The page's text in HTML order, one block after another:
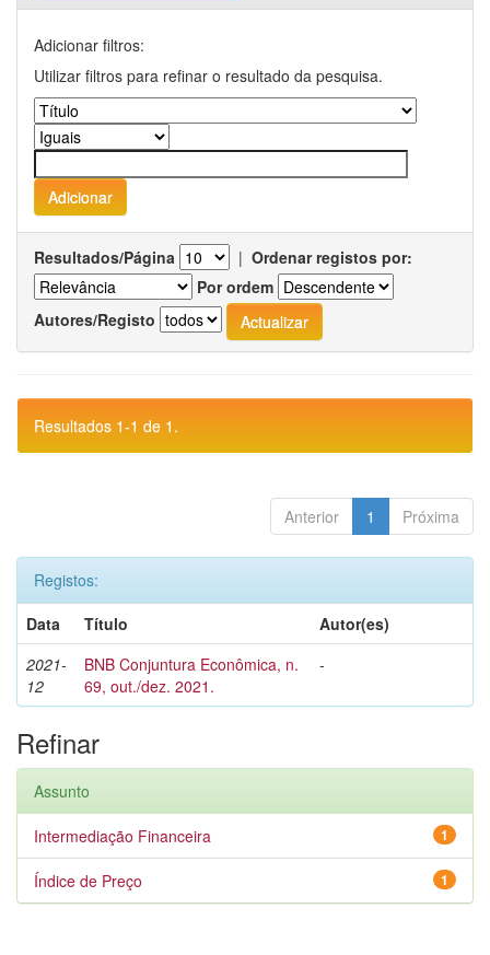
Adicionar filtros:
Utilizar filtros para refinar o resultado da pesquisa.
Resultados/Página | Ordenar registos por:
Por ordem
Autores/Registo
Resultados 1-1 de 1.
Anterior 1 Próxima
Registos:
Data
Título
Autor(es)
2021-
12
BNB Conjuntura Econômica, n.
69, out./dez. 2021.
-
Refinar
Assunto
1
Intermediação Financeira
1
Índice de Preço